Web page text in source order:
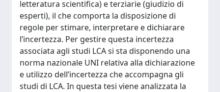
letteratura scientifica) e terziarie (giudizio di
esperti), il che comporta la disposizione di
regole per stimare, interpretare e dichiarare
l’incertezza. Per gestire questa incertezza
associata agli studi LCA si sta disponendo una
norma nazionale UNI relativa alla dichiarazione
e utilizzo dell’incertezza che accompagna gli
studi di LCA. In questa tesi viene analizzata la